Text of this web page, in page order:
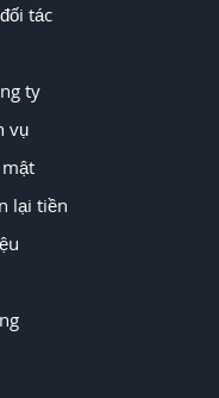
tác
ty
vụ
mật
lại tiền